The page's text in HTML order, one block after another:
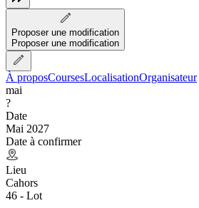
Proposer une modification
Proposer une modification
À proposCoursesLocalisationOrganisateur
mai
?
Date
Mai 2027
Date à confirmer
Lieu
Cahors
46 - Lot